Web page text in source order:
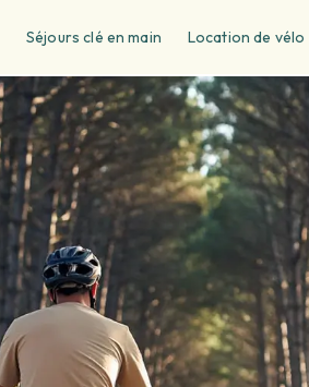
Séjours clé en main Location de vélo